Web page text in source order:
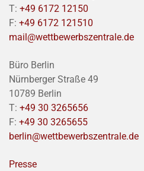
T: +49 6172 12150
F: +49 6172 121510
mail@wettbewerbszentrale.de
Büro Berlin
Nürnberger Straße 49
10789 Berlin
T: +49 30 3265656
F: +49 30 3265655
berlin@wettbewerbszentrale.de
Presse